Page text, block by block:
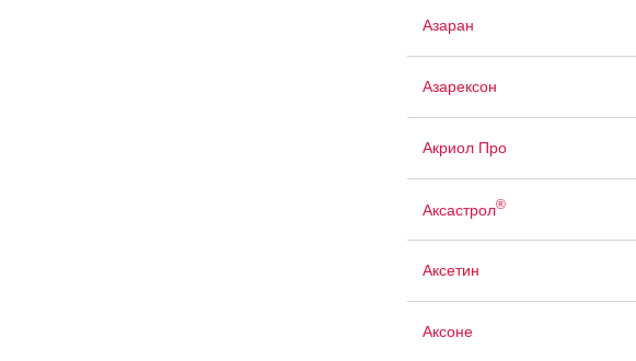
Азаран
Азарексон
Акриол Про
Аксастрол®
Аксетин
Аксоне